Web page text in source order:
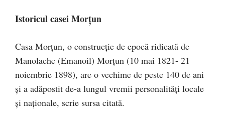
Istoricul casei Morțun
Casa Morțun, o construcție de epocă ridicată de
Manolache (Emanoil) Morțun (10 mai 1821- 21
noiembrie 1898), are o vechime de peste 140 de ani
și a adăpostit de-a lungul vremii personalități locale
și naționale, scrie sursa citată.